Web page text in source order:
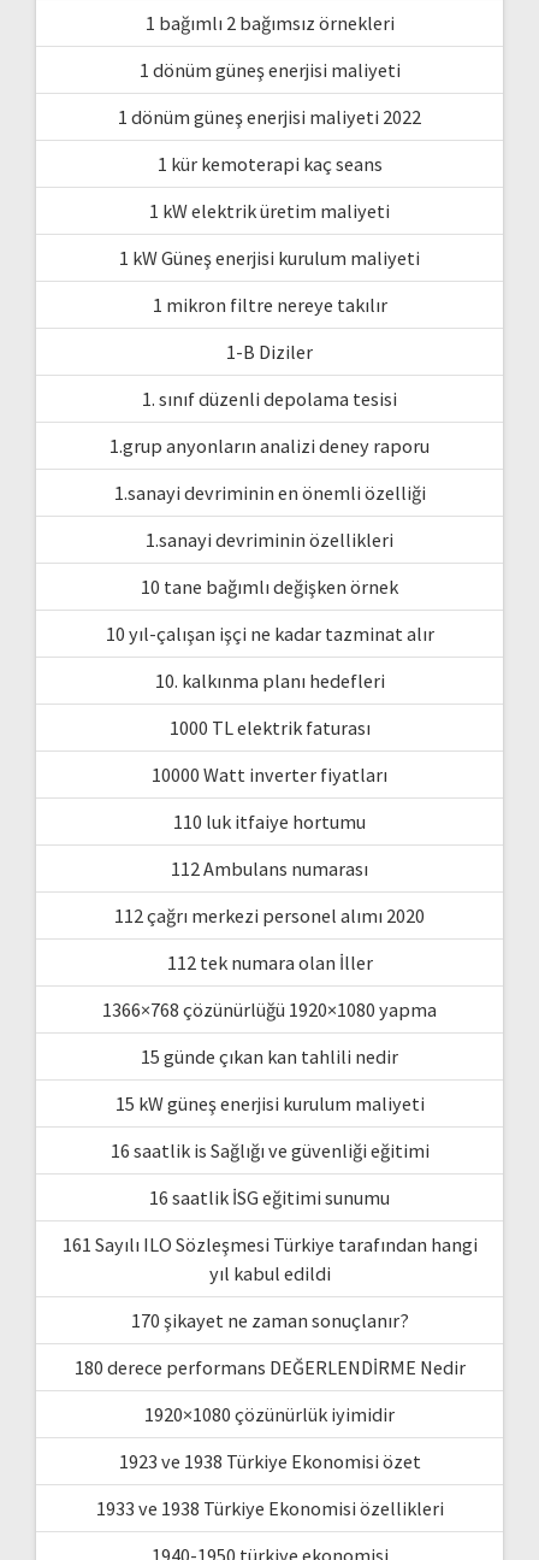
1 bağımlı 2 bağımsız örnekleri
1 dönüm güneş enerjisi maliyeti
1 dönüm güneş enerjisi maliyeti 2022
1 kür kemoterapi kaç seans
1 kW elektrik üretim maliyeti
1 kW Güneş enerjisi kurulum maliyeti
1 mikron filtre nereye takılır
1-B Diziler
1. sınıf düzenli depolama tesisi
1.grup anyonların analizi deney raporu
1.sanayi devriminin en önemli özelliği
1.sanayi devriminin özellikleri
10 tane bağımlı değişken örnek
10 yıl-çalışan işçi ne kadar tazminat alır
10. kalkınma planı hedefleri
1000 TL elektrik faturası
10000 Watt inverter fiyatları
110 luk itfaiye hortumu
112 Ambulans numarası
112 çağrı merkezi personel alımı 2020
112 tek numara olan İller
1366×768 çözünürlüğü 1920×1080 yapma
15 günde çıkan kan tahlili nedir
15 kW güneş enerjisi kurulum maliyeti
16 saatlik is Sağlığı ve güvenliği eğitimi
16 saatlik İSG eğitimi sunumu
161 Sayılı ILO Sözleşmesi Türkiye tarafından hangi
yıl kabul edildi
170 şikayet ne zaman sonuçlanır?
180 derece performans DEĞERLENDİRME Nedir
1920×1080 çözünürlük iyimidir
1923 ve 1938 Türkiye Ekonomisi özet
1933 ve 1938 Türkiye Ekonomisi özellikleri